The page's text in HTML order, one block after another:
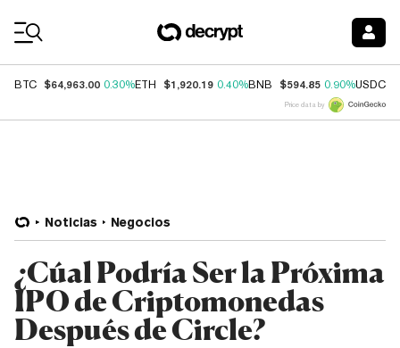
BTC $64,963.00 0.30%ETH $1,920.19 0.40%BNB $594.85 0.90%USDC
Price data by
Noticias Negocios
¿Cúal Podría Ser la Próxima
IPO de Criptomonedas
Después de Circle?